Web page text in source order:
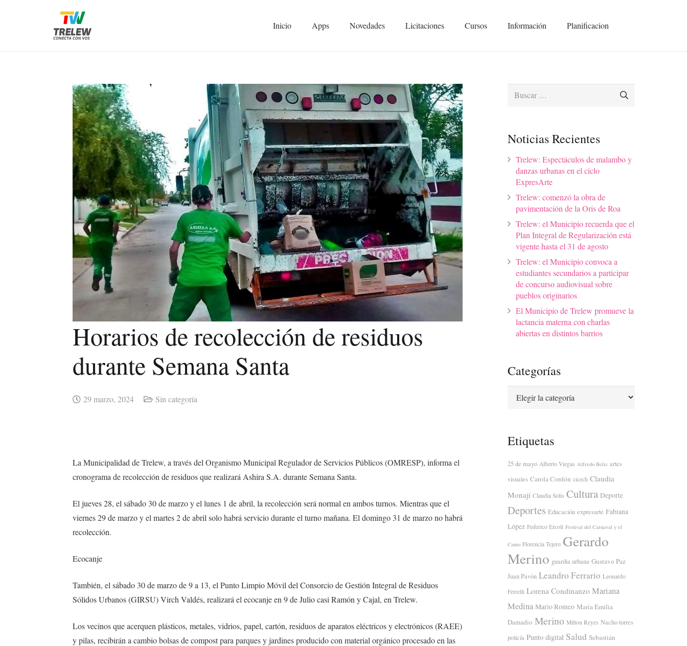
Inicio Apps Novedades Licitaciones Cursos Información Planificacion
Horarios de recolección de residuos
durante Semana Santa
29 marzo, 2024 Sin categoría
La Municipalidad de Trelew, a través del Organismo Municipal Regulador de Servicios Públicos (OMRESP), informa el
cronograma de recolección de residuos que realizará Ashira S.A. durante Semana Santa.
El jueves 28, el sábado 30 de marzo y el lunes 1 de abril, la recolección será normal en ambos turnos. Mientras que el
viernes 29 de marzo y el martes 2 de abril solo habrá servicio durante el turno mañana. El domingo 31 de marzo no habrá
recolección.
Ecocanje
También, el sábado 30 de marzo de 9 a 13, el Punto Limpio Móvil del Consorcio de Gestión Integral de Residuos
Sólidos Urbanos (GIRSU) Virch Valdés, realizará el ecocanje en 9 de Julio casi Ramón y Cajal, en Trelew.
Los vecinos que acerquen plásticos, metales, vidrios, papel, cartón, residuos de aparatos eléctricos y electrónicos (RAEE)
y pilas, recibirán a cambio bolsas de compost para parques y jardines producido con material orgánico procesado en las
Buscar:
Noticias Recientes
Trelew: Espectáculos de malambo y
danzas urbanas en el ciclo
ExpresArte
Trelew: comenzó la obra de
pavimentación de la Oris de Roa
Trelew: el Municipio recuerda que el
Plan Integral de Regularización está
vigente hasta el 31 de agosto
Trelew: el Municipio convoca a
estudiantes secundarios a participar
de concurso audiovisual sobre
pueblos originarios
El Municipio de Trelew promueve la
lactancia materna con charlas
abiertas en distintos barrios
Categorías
Etiquetas
25 de mayo Alberto Viegas Alfredo Beliz artes
visuales Carola Cordón cicech Claudia
Monají Claudia Solis Cultura Deporte
Deportes Educación expresarte Fabiana
López Federico Ercoli Festival del Carnaval y el
Canto Florencia Tejero Gerardo
Merino guardia urbana Gustavo Paz
Juan Pavón Leandro Ferrario Leonardo
Ferrelli Lorena Condinanzo Mariana
Medina Mario Romeo María Emilia
Damadio Merino Milton Reyes Nacho torres
policía Punto digital Salud Sebastián